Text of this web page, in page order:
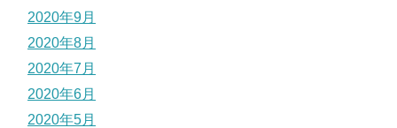
2020年9月
2020年8月
2020年7月
2020年6月
2020年5月